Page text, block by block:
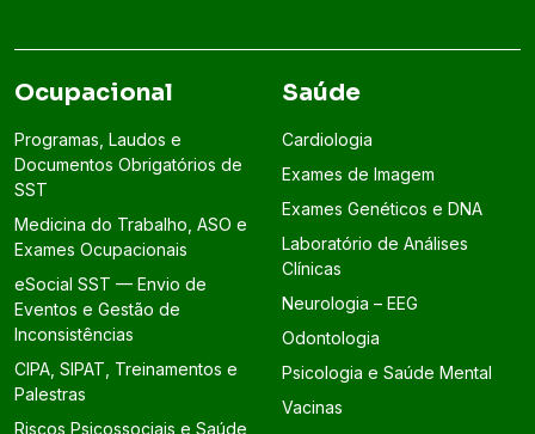
Ocupacional
Programas, Laudos e
Documentos Obrigatórios de
SST
Medicina do Trabalho, ASO e
Exames Ocupacionais
eSocial SST — Envio de
Eventos e Gestão de
Inconsistências
CIPA, SIPAT, Treinamentos e
Palestras
Riscos Psicossociais e Saúde
Saúde
Cardiologia
Exames de Imagem
Exames Genéticos e DNA
Laboratório de Análises
Clínicas
Neurologia – EEG
Odontologia
Psicologia e Saúde Mental
Vacinas